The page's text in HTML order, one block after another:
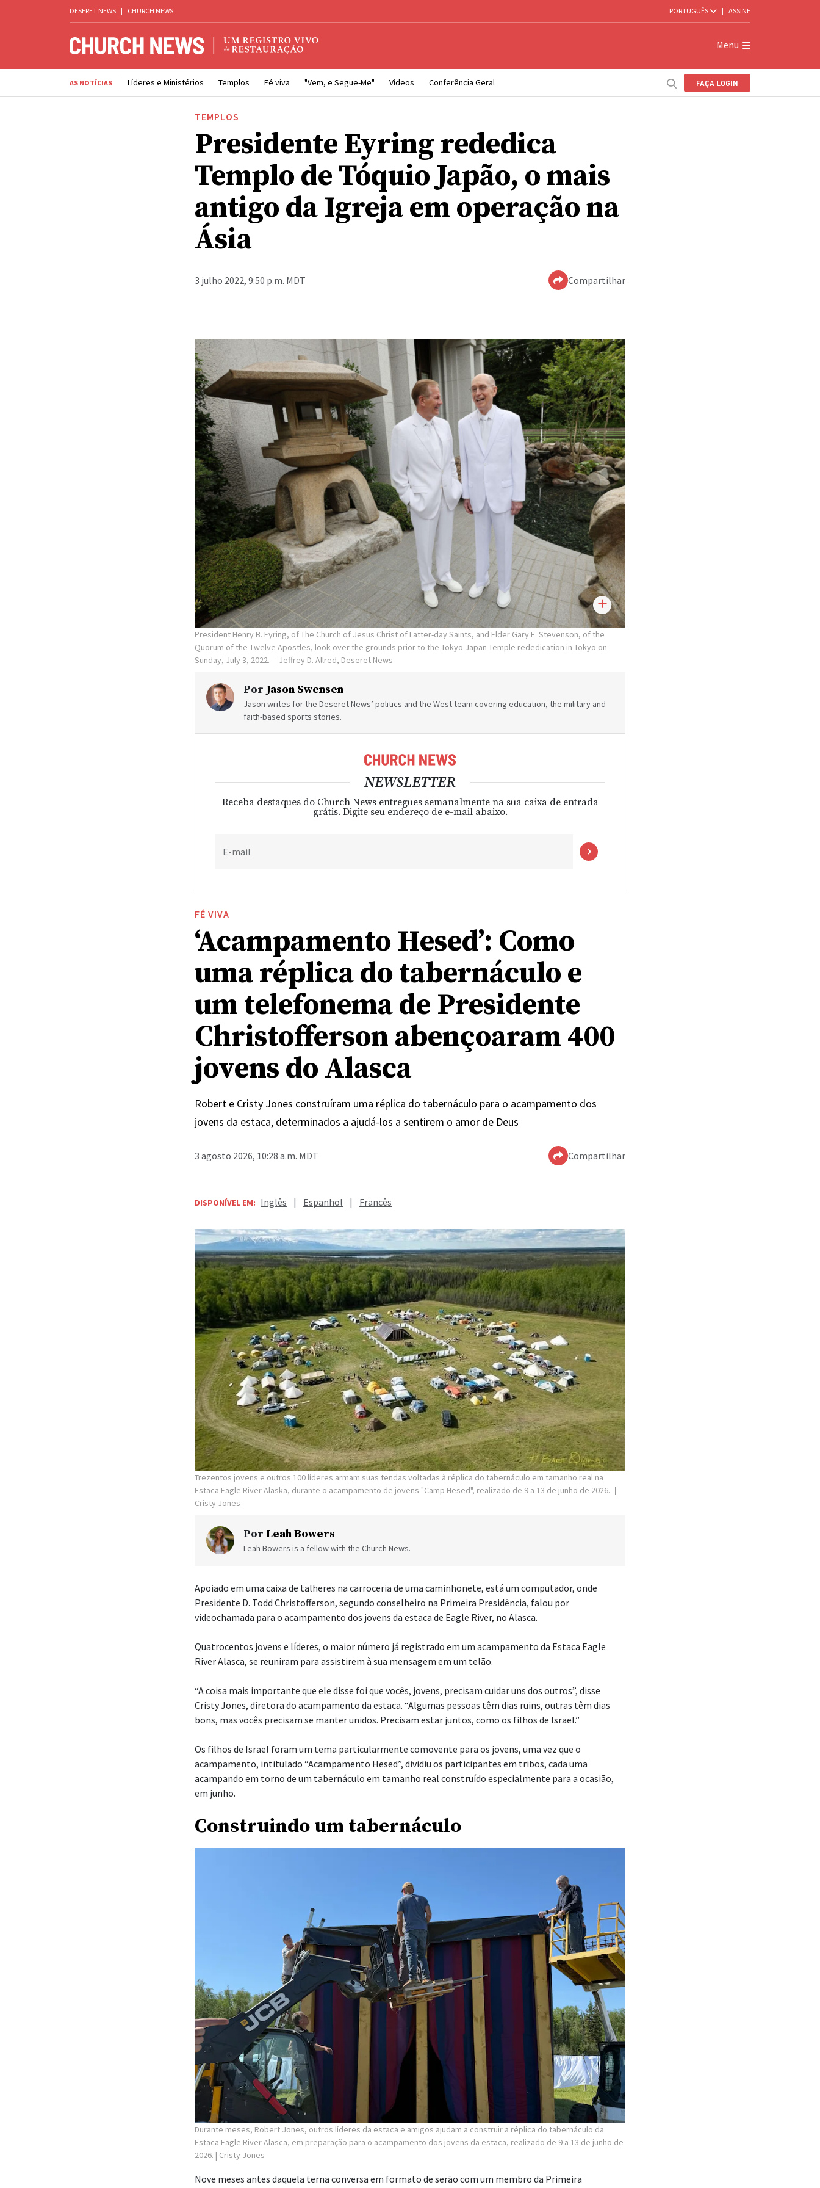
DESERET NEWS | CHURCH NEWS PORTUGUÊS | ASSINE
Menu
AS NOTÍCIAS Líderes e Ministérios Templos Fé viva "Vem, e Segue-Me" Vídeos Conferência Geral FAÇA LOGIN
TEMPLOS
Presidente Eyring rededica
Templo de Tóquio Japão, o mais
antigo da Igreja em operação na
Ásia
3 julho 2022, 9:50 p.m. MDT Compartilhar
President Henry B. Eyring, of The Church of Jesus Christ of Latter-day Saints, and Elder Gary E. Stevenson, of the
Quorum of the Twelve Apostles, look over the grounds prior to the Tokyo Japan Temple rededication in Tokyo on
Sunday, July 3, 2022.
Jeffrey D. Allred, Deseret News
Por Jason Swensen
Jason writes for the Deseret News’ politics and the West team covering education, the military and
faith-based sports stories.
NEWSLETTER
Receba destaques do Church News entregues semanalmente na sua caixa de entrada
grátis. Digite seu endereço de e-mail abaixo.
E-mail
FÉ VIVA
‘Acampamento Hesed’: Como
uma réplica do tabernáculo e
um telefonema de Presidente
Christofferson abençoaram 400
jovens do Alasca
Robert e Cristy Jones construíram uma réplica do tabernáculo para o acampamento dos
jovens da estaca, determinados a ajudá-los a sentirem o amor de Deus
3 agosto 2026, 10:28 a.m. MDT Compartilhar
DISPONÍVEL EM: Inglês | Espanhol | Francês
Trezentos jovens e outros 100 líderes armam suas tendas voltadas à réplica do tabernáculo em tamanho real na
Estaca Eagle River Alaska, durante o acampamento de jovens "Camp Hesed", realizado de 9 a 13 de junho de 2026.
Cristy Jones
Por Leah Bowers
Leah Bowers is a fellow with the Church News.
Apoiado em uma caixa de talheres na carroceria de uma caminhonete, está um computador, onde
Presidente D. Todd Christofferson, segundo conselheiro na Primeira Presidência, falou por
videochamada para o acampamento dos jovens da estaca de Eagle River, no Alasca.
Quatrocentos jovens e líderes, o maior número já registrado em um acampamento da Estaca Eagle
River Alasca, se reuniram para assistirem à sua mensagem em um telão.
“A coisa mais importante que ele disse foi que vocês, jovens, precisam cuidar uns dos outros”, disse
Cristy Jones, diretora do acampamento da estaca. “Algumas pessoas têm dias ruins, outras têm dias
bons, mas vocês precisam se manter unidos. Precisam estar juntos, como os filhos de Israel.”
Os filhos de Israel foram um tema particularmente comovente para os jovens, uma vez que o
acampamento, intitulado “Acampamento Hesed”, dividiu os participantes em tribos, cada uma
acampando em torno de um tabernáculo em tamanho real construído especialmente para a ocasião,
em junho.
Construindo um tabernáculo
Durante meses, Robert Jones, outros líderes da estaca e amigos ajudam a construir a réplica do tabernáculo da
Estaca Eagle River Alasca, em preparação para o acampamento dos jovens da estaca, realizado de 9 a 13 de junho de
2026. | Cristy Jones
Nove meses antes daquela terna conversa em formato de serão com um membro da Primeira